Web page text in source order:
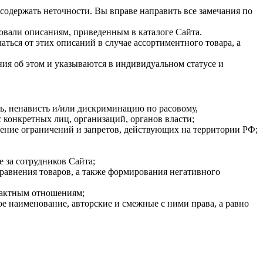
неточности. Вы вправе направить все замечания по
описаниям, приведенным в каталоге Сайта.
от этих описаний в случае ассортиментного товара, а
об этом и указываются в индивидуальном статусе и
ненависть и/или дискриминацию по расовому,
лиц, организаций, органов власти;
ограничений и запретов, действующих на территории РФ;
за сотрудников Сайта;
товаров, а также формирования негативного
отношениям;
наименование, авторские и смежные с ними права, а равно